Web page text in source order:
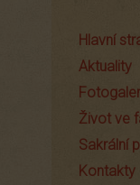
Hlavní
Aktuality
Život ve
Sakrální
Kontakty